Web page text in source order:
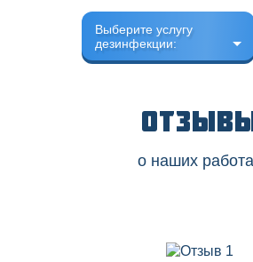
Выберите услугу
дезинфекции:
о наших